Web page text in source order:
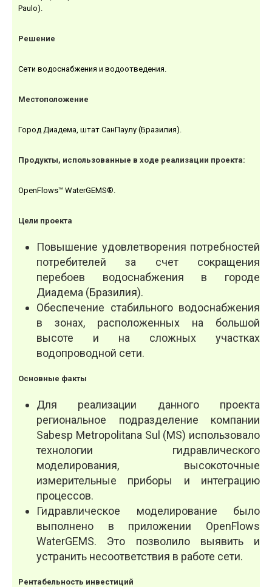
Paulo).
Решение
Сети водоснабжения и водоотведения.
Местоположение
Город Диадема, штат Сан­Паулу (Бразилия).
Продукты, использованные в ходе реализации проекта:
OpenFlows™ WaterGEMS®.
Цели проекта
Повышение удовлетворения потребностей
потребителей за счет сокращения
перебоев водоснабжения в городе
Диадема (Бразилия).
Обеспечение стабильного водоснабжения
в зонах, расположенных на большой
высоте и на сложных участках
водопроводной сети.
Основные факты
Для реализации данного проекта
региональное подразделение компании
Sabesp Metropolitana Sul (MS) использовало
технологии гидравлического
моделирования, высокоточные
измерительные приборы и интеграцию
процессов.
Гидравлическое моделирование было
выполнено в приложении OpenFlows
WaterGEMS. Это позволило выявить и
устранить несоответствия в работе сети.
Рентабельность инвестиций